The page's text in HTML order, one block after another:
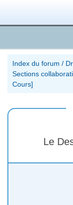
Index du forum /
Sections
Cours]
Le